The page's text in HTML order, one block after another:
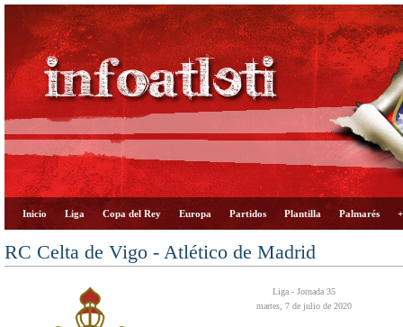
Inicio Liga Copa del Rey Europa Partidos Plantilla Palmarés
RC Celta de Vigo - Atlético de Madrid
Liga - Jornada 35
martes, 7 de julio de 2020